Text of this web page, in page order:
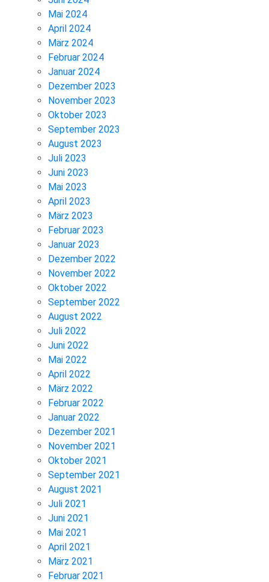
Mai 2024
April 2024
März 2024
Februar 2024
Januar 2024
Dezember 2023
November 2023
Oktober 2023
September 2023
August 2023
Juli 2023
Juni 2023
Mai 2023
April 2023
März 2023
Februar 2023
Januar 2023
Dezember 2022
November 2022
Oktober 2022
September 2022
August 2022
Juli 2022
Juni 2022
Mai 2022
April 2022
März 2022
Februar 2022
Januar 2022
Dezember 2021
November 2021
Oktober 2021
September 2021
August 2021
Juli 2021
Juni 2021
Mai 2021
April 2021
März 2021
Februar 2021